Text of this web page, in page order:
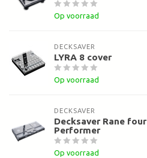
Op voorraad
DECKSAVER
LYRA 8 cover
Op voorraad
DECKSAVER
Decksaver Rane
Performer
Op voorraad